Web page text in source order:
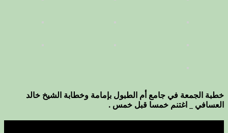
خطبة الجمعة في جامع أم الطبول بإمامة وخطابة الشيخ خالد
العسافي _ اغتنم خمسا قبل خمس .